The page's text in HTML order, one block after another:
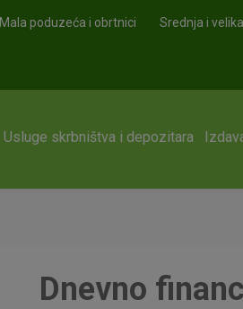
Mala poduzeća i obrtnici Srednja i
Usluge skrbništva i depozitara
Dnevno